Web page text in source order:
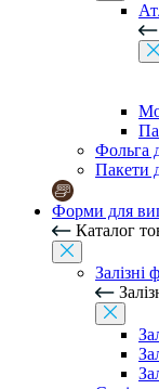
Фольга
Пакети
Форми для
Каталог
Залізні